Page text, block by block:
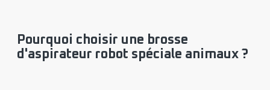
Pourquoi choisir une brosse
d'aspirateur robot spéciale animaux ?